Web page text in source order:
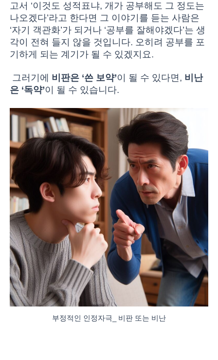
고서 ‘이것도 성적표냐, 개가 공부해도 그 정도는
나오겠다’라고 한다면 그 이야기를 듣는 사람은
‘자기 객관화’가 되거나 ‘공부를 잘해야겠다’는 생
각이 전혀 들지 않을 것입니다. 오히려 공부를 포
기하게 되는 계기가 될 수 있겠지요.
그러기에 비판은 ‘쓴 보약’이 될 수 있다면, 비난
은 ‘독약’이 될 수 있습니다.
부정적인 인정자극_ 비판 또는 비난